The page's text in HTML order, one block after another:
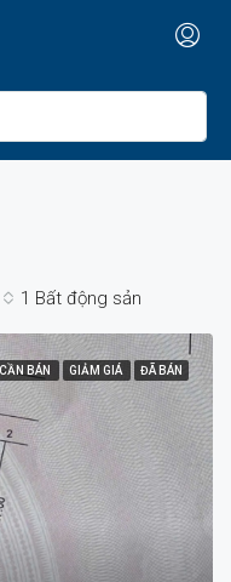
1 Bất động sản
CẦN BÁN GIẢM GIÁ ĐÃ BÁN